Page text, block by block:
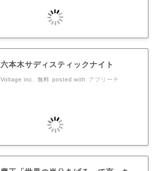
六本木サディスティックナイト
Voltage inc. 無料 posted with アプリーチ